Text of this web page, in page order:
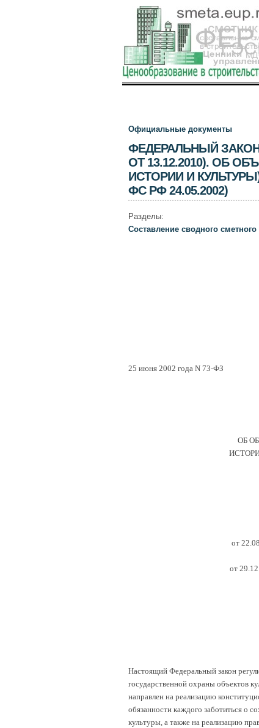
Официальные документы
ФЕДЕРАЛЬНЫЙ ЗАКОН
ОТ 13.12.2010). ОБ
ИСТОРИИ И
ФС РФ 24.05.2002)
Разделы:
Составление сводного
25 июня 2002 года N 73-ФЗ
ОБ
от
от
Настоящий Федеральный закон
государственной охраны объектов
направлен на реализацию
обязанности каждого заботиться о
культуры, а также на реализацию